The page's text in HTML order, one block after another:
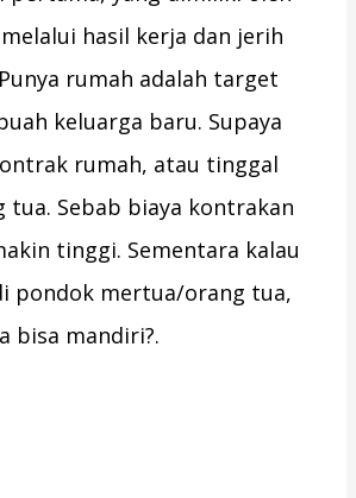
hasil kerja dan jerih
rumah adalah target
keluarga baru. Supaya
rumah, atau tinggal
tua. Sebab biaya kontrakan
tinggi. Sementara kalau
pondok mertua/orang tua,
bisa mandiri?.